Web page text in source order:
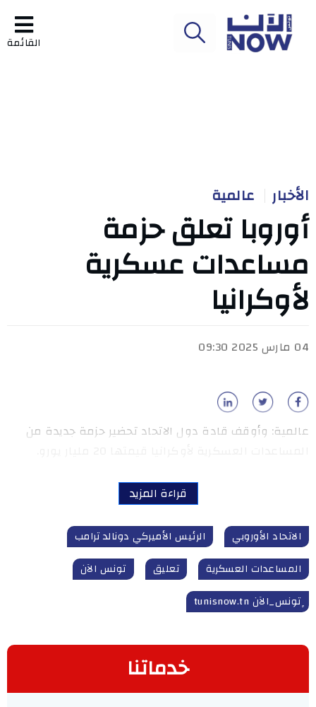
القائمة
الأخبار عالمية
أوروبا تعلق حزمة
مساعدات عسكرية
لأوكرانيا
04 مارس 2025 09:30
عالمية: وأوقف قادة دول الاتحاد تحضير حزمة جديدة من
قراءة المزيد
الاتحاد الأوروبي
الرئيس الأميركي دونالد ترامب
المساعدات العسكرية
تعليق
تونس الآن
ٍتونس_الآن tunisnow.tn
خدماتنا